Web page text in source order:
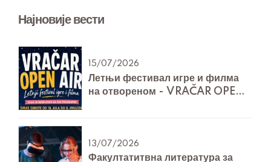
Најновије вести
15/07/2026
Летњи фестивал игре и филма
на отвореном - VRAČAR OPEN
13/07/2026
Факултатитвна литература за